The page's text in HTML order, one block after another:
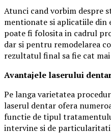
Atunci cand vorbim despre
mentionate si aplicatiile din
poate fi folosita in cadrul
dar si pentru remodelarea
rezultatul final sa fie cat
Avantajele laserului
Pe langa varietatea
laserul dentar ofera
functie de tipul
intervine si de